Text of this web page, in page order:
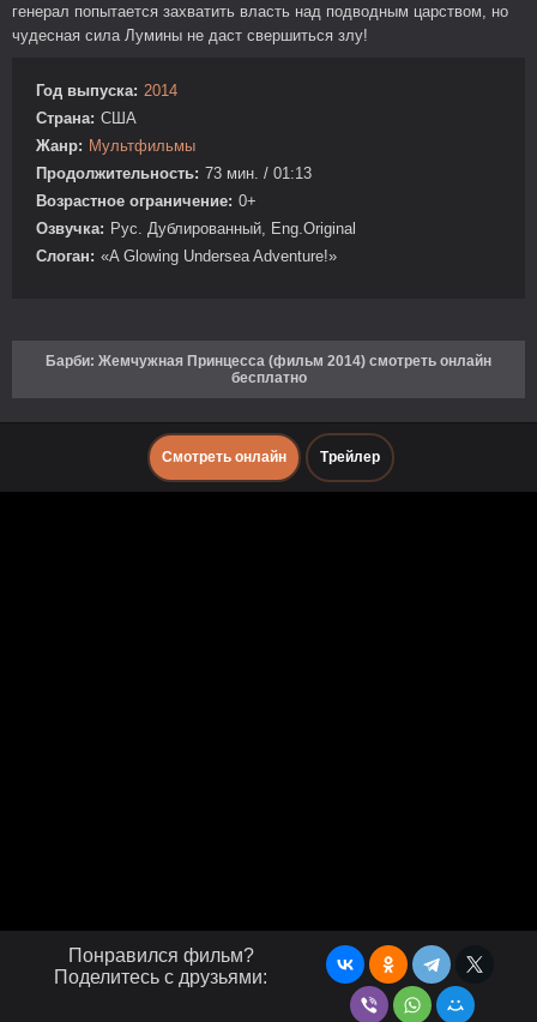
генерал попытается захватить власть над подводным царством, но
чудесная сила Лумины не даст свершиться злу!
Год выпуска: 2014
Страна: США
Жанр: Мультфильмы
Продолжительность: 73 мин. / 01:13
Возрастное ограничение: 0+
Озвучка: Рус. Дублированный, Eng.Original
Слоган: «A Glowing Undersea Adventure!»
Барби: Жемчужная Принцесса (фильм 2014) смотреть онлайн
бесплатно
Смотреть онлайн Трейлер
Понравился фильм?
Поделитесь с друзьями: